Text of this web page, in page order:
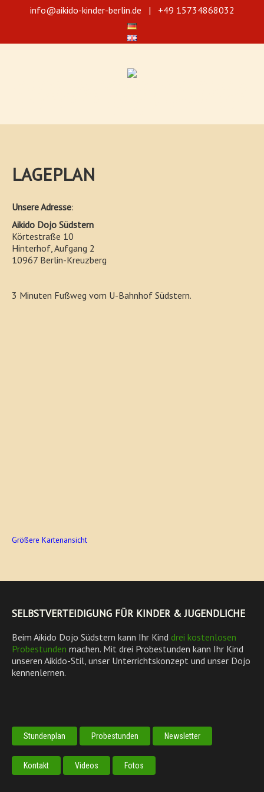
info@aikido-kinder-berlin.de | +49 15734868032
LAGEPLAN
Unsere Adresse:
Aikido Dojo Südstern
Körtestraße 10
Hinterhof, Aufgang 2
10967 Berlin-Kreuzberg
3 Minuten Fußweg vom U-Bahnhof Südstern.
Größere Kartenansicht
SELBSTVERTEIDIGUNG FÜR KINDER & JUGENDLICHE
Beim Aikido Dojo Südstern kann Ihr Kind drei kostenlosen
Probestunden machen. Mit drei Probestunden kann Ihr Kind
unseren Aikido-Stil, unser Unterrichtskonzept und unser Dojo
kennenlernen.
Stundenplan Probestunden Newsletter
Kontakt Videos Fotos